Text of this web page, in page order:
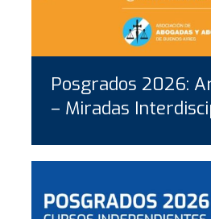
Posgrados 2026:
– Miradas